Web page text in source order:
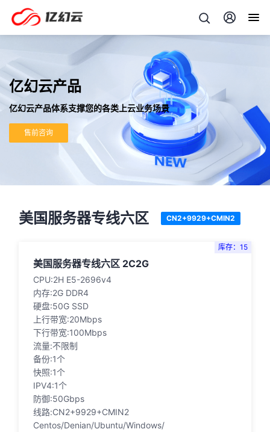
亿幻云产品
亿幻云产品体系支撑您的各类上云业务场景
售前咨询
美国服务器专线六区 CN2+9929+CMIN2
库存：15
美国服务器专线六区 2C2G
CPU:2H E5-2696v4
内存:2G DDR4
硬盘:50G SSD
上行带宽:20Mbps
下行带宽:100Mbps
流量:不限制
备份:1个
快照:1个
IPV4:1个
防御:50Gbps
线路:CN2+9929+CMIN2
Centos/Denian/Ubuntu/Windows/